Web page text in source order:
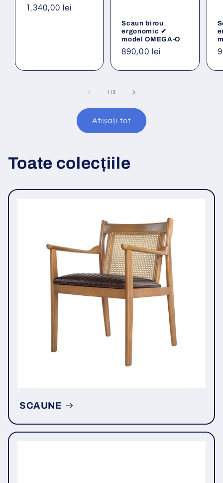
Preț
1.340,00 lei
Scaun birou
ergonomic ✔
model OMEGA-O
Preț
890,00 lei
/din
3
Afișați tot
Toate colecțiile
SCAUNE